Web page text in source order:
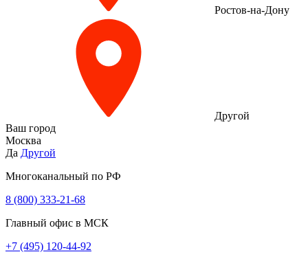
Ростов-на-Дону
Другой
Ваш город
Москва
Да Другой
Многоканальный по РФ
8 (800) 333‑21-68
Главный офис в МСК
+7 (495) 120-44-92